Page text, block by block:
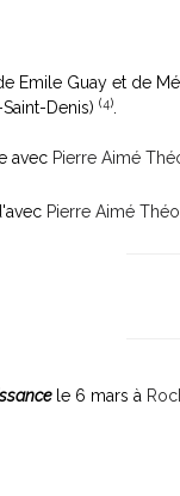
Emile Guay et de
Denis) (4)
avec Pierre Aimé
Pierre Aimé
le 6 mars à